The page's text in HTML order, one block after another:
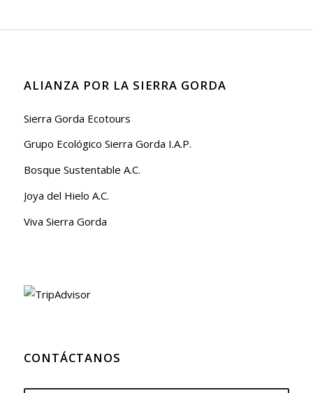
ALIANZA POR LA SIERRA GORDA
Sierra Gorda Ecotours
Grupo Ecológico Sierra Gorda I.A.P.
Bosque Sustentable A.C.
Joya del Hielo A.C.
Viva Sierra Gorda
CONTÁCTANOS